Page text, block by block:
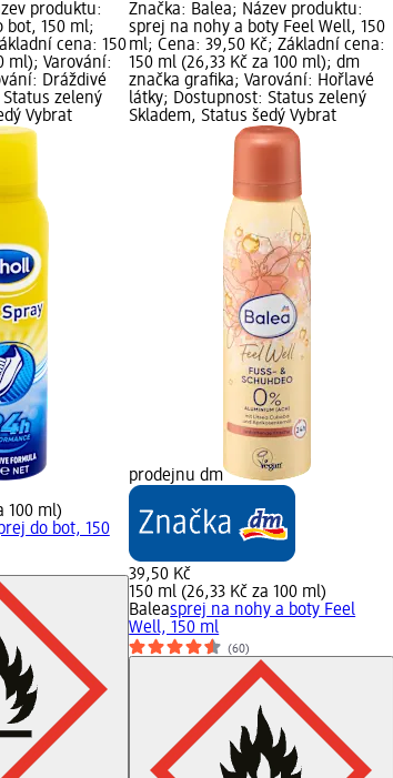
produktu:
bot, 150 ml;
cena: 150
ml); Varování:
Dráždivé
zelený
Vybrat
100 ml)
do bot, 150
Značka: Balea; Název produktu:
sprej na nohy a boty Feel Well, 150
ml; Cena: 39,50 Kč; Základní cena:
150 ml (26,33 Kč za 100 ml); dm
značka grafika; Varování: Hořlavé
látky; Dostupnost: Status zelený
Skladem, Status šedý Vybrat
prodejnu dm
39,50 Kč
150 ml (26,33 Kč za 100 ml)
Baleasprej na nohy a boty Feel
Well, 150 ml
(60)